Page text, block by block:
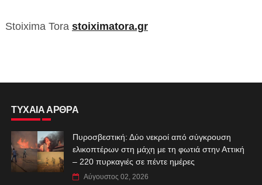
Stoixima Tora stoiximatora.gr
ΤΥΧΑΙΑ ΑΡΘΡΑ
Πυροσβεστική: Δύο νεκροί από σύγκρουση
ελικοπτέρων στη μάχη με τη φωτιά στην Αττική
– 220 πυρκαγιές σε πέντε ημέρες
Αύγουστος 02, 2026